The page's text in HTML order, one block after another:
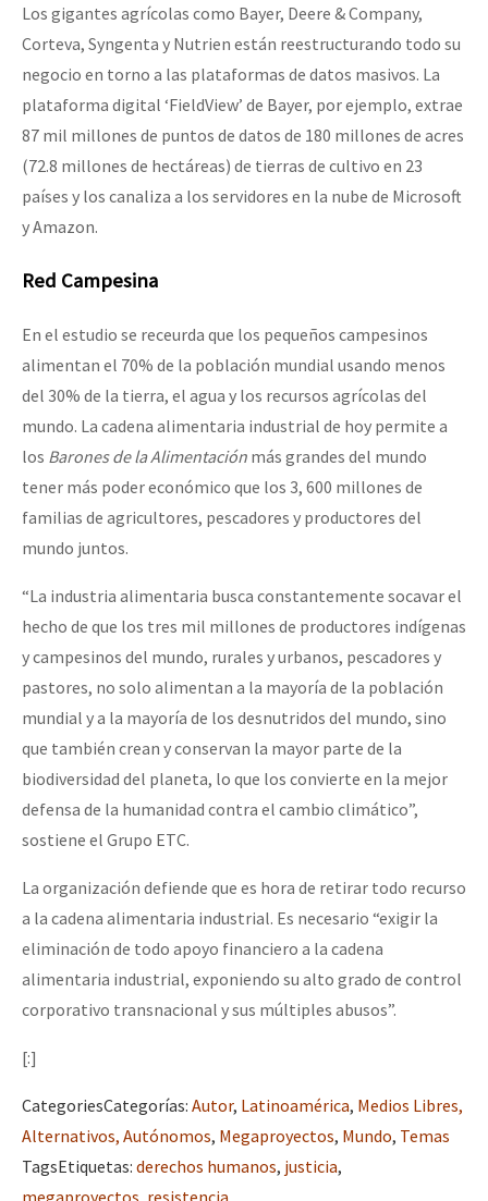
Los gigantes agrícolas como Bayer, Deere & Company,
Corteva, Syngenta y Nutrien están reestructurando todo su
negocio en torno a las plataformas de datos masivos. La
plataforma digital ‘FieldView’ de Bayer, por ejemplo, extrae
87 mil millones de puntos de datos de 180 millones de acres
(72.8 millones de hectáreas) de tierras de cultivo en 23
países y los canaliza a los servidores en la nube de Microsoft
y Amazon.
Red Campesina
En el estudio se receurda que los pequeños campesinos
alimentan el 70% de la población mundial usando menos
del 30% de la tierra, el agua y los recursos agrícolas del
mundo. La cadena alimentaria industrial de hoy permite a
los Barones de la Alimentación más grandes del mundo
tener más poder económico que los 3, 600 millones de
familias de agricultores, pescadores y productores del
mundo juntos.
“La industria alimentaria busca constantemente socavar el
hecho de que los tres mil millones de productores indígenas
y campesinos del mundo, rurales y urbanos, pescadores y
pastores, no solo alimentan a la mayoría de la población
mundial y a la mayoría de los desnutridos del mundo, sino
que también crean y conservan la mayor parte de la
biodiversidad del planeta, lo que los convierte en la mejor
defensa de la humanidad contra el cambio climático”,
sostiene el Grupo ETC.
La organización defiende que es hora de retirar todo recurso
a la cadena alimentaria industrial. Es necesario “exigir la
eliminación de todo apoyo financiero a la cadena
alimentaria industrial, exponiendo su alto grado de control
corporativo transnacional y sus múltiples abusos”.
[:]
CategoriesCategorías: Autor, Latinoamérica, Medios Libres,
Alternativos, Autónomos, Megaproyectos, Mundo, Temas
TagsEtiquetas: derechos humanos, justicia,
megaproyectos resistencia